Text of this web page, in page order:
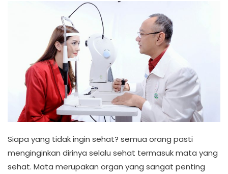
Siapa yang tidak ingin sehat? semua orang pasti
menginginkan dirinya selalu sehat termasuk mata yang
sehat. Mata merupakan organ yang sangat penting